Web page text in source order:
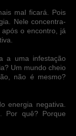
mal ficará. Pois
Nele concentra-
o encontro, já
a uma infestação
Um mundo cheio
não é mesmo?
energia negativa.
Por quê? Porque